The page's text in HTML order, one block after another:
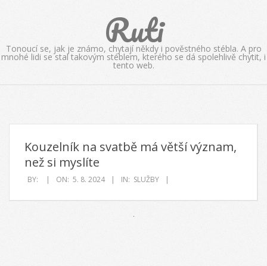
Ruti
Tonoucí se, jak je známo, chytají někdy i pověstného stébla. A pro
mnohé lidi se stal takovým stéblem, kterého se dá spolehlivě chytit, i
tento web.
Kouzelník na svatbě má větší význam,
než si myslíte
BY: ON: 5. 8. 2024 IN: SLUŽBY